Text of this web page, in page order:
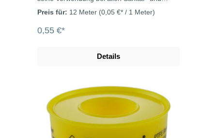
Warmwasserbereich.
Preis für: 12 Meter (0,05 €* / 1 Meter)
0,55 €*
Details